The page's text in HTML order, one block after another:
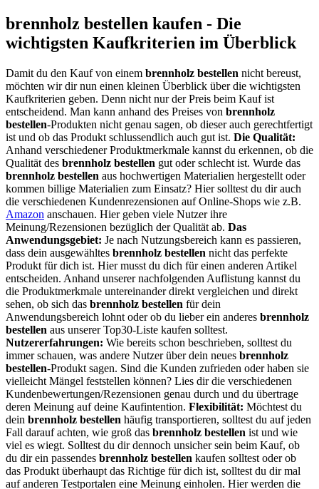
brennholz bestellen kaufen - Die
wichtigsten Kaufkriterien im Überblick
Damit du den Kauf von einem brennholz bestellen nicht bereust,
möchten wir dir nun einen kleinen Überblick über die wichtigsten
Kaufkriterien geben. Denn nicht nur der Preis beim Kauf ist
entscheidend. Man kann anhand des Preises von brennholz
bestellen-Produkten nicht genau sagen, ob dieser auch gerechtfertigt
ist und ob das Produkt schlussendlich auch gut ist. Die Qualität:
Anhand verschiedener Produktmerkmale kannst du erkennen, ob die
Qualität des brennholz bestellen gut oder schlecht ist. Wurde das
brennholz bestellen aus hochwertigen Materialien hergestellt oder
kommen billige Materialien zum Einsatz? Hier solltest du dir auch
die verschiedenen Kundenrezensionen auf Online-Shops wie z.B.
Amazon anschauen. Hier geben viele Nutzer ihre
Meinung/Rezensionen bezüglich der Qualität ab. Das
Anwendungsgebiet: Je nach Nutzungsbereich kann es passieren,
dass dein ausgewähltes brennholz bestellen nicht das perfekte
Produkt für dich ist. Hier musst du dich für einen anderen Artikel
entscheiden. Anhand unserer nachfolgenden Auflistung kannst du
die Produktmerkmale untereinander direkt vergleichen und direkt
sehen, ob sich das brennholz bestellen für dein
Anwendungsbereich lohnt oder ob du lieber ein anderes brennholz
bestellen aus unserer Top30-Liste kaufen solltest.
Nutzererfahrungen: Wie bereits schon beschrieben, solltest du
immer schauen, was andere Nutzer über dein neues brennholz
bestellen-Produkt sagen. Sind die Kunden zufrieden oder haben sie
vielleicht Mängel feststellen können? Lies dir die verschiedenen
Kundenbewertungen/Rezensionen genau durch und du übertrage
deren Meinung auf deine Kaufintention. Flexibilität: Möchtest du
dein brennholz bestellen häufig transportieren, solltest du auf jeden
Fall darauf achten, wie groß das brennholz bestellen ist und wie
viel es wiegt. Solltest du dir dennoch unsicher sein beim Kauf, ob
du dir ein passendes brennholz bestellen kaufen solltest oder ob
das Produkt überhaupt das Richtige für dich ist, solltest du dir mal
auf anderen Testportalen eine Meinung einholen. Hier werden die